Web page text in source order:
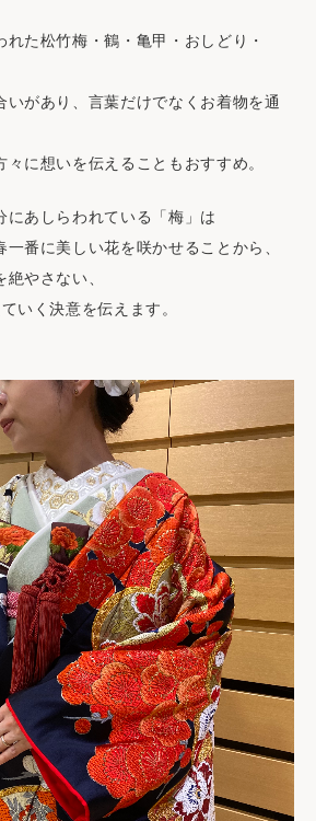
た松竹梅・鶴・亀甲・おしどり・
いがあり、言葉だけでなくお着物を通
に想いを伝えることもおすすめ。
にあしらわれている「梅」は
番に美しい花を咲かせることから、
やさない、
いく決意を伝えます。